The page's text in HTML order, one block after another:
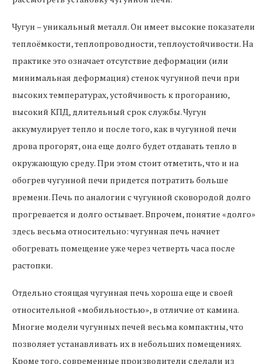
Чугун – уникальный металл. Он имеет высокие показатели
теплоёмкости, теплопроводности, теплоустойчивости. На
практике это означает отсутствие деформации (или
минимальная деформация) стенок чугунной печи при
высоких температурах, устойчивость к прогоранию,
высокий КПД, длительный срок службы. Чугун
аккумулирует тепло и после того, как в чугунной печи
дрова прогорят, она еще долго будет отдавать тепло в
окружающую среду. При этом стоит отметить, что и на
обогрев чугунной печи придется потратить больше
времени. Печь по аналогии с чугунной сковородой долго
прогревается и долго остывает. Впрочем, понятие «долго»
здесь весьма относительно: чугунная печь начнет
обогревать помещение уже через четверть часа после
растопки.
Отдельно стоящая чугунная печь хороша еще и своей
относительной «мобильностью», в отличие от камина.
Многие модели чугунных печей весьма компактны, что
позволяет устанавливать их в небольших помещениях.
Кроме того, современные производители сделали из